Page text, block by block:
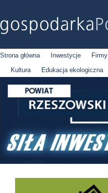
Strona główna Inwestycje Firmy
Kultura
Edukacja ekologiczna